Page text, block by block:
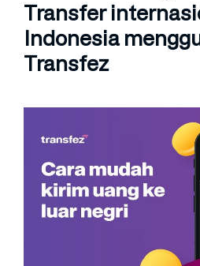
Transfer
Indonesia
Transfez